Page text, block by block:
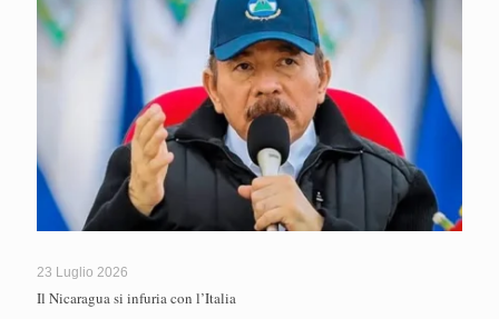
23 Luglio 2026
Il Nicaragua si infuria con l’Italia